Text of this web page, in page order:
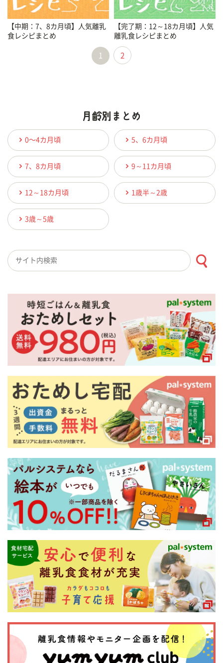
【中期：7、8カ月頃】人気離乳
食レシピまとめ
【完了期：12～18カ月頃】人気
離乳食レシピまとめ
1 2
0〜4カ月頃 5、6カ月頃
7、8カ月頃 9～11カ月頃
12～18カ月頃 1歳半～2歳
3歳～5歳
検索キーワード入力